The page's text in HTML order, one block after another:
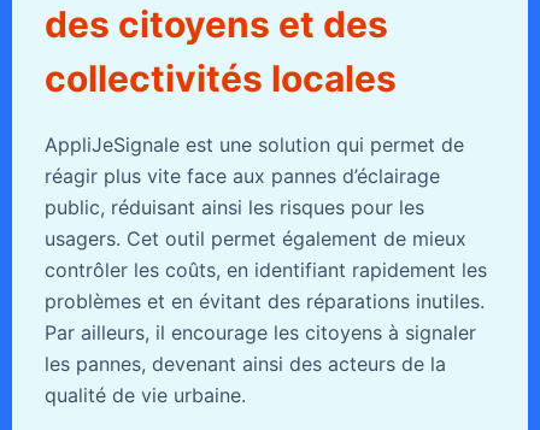
des citoyens et des
collectivités locales
AppliJeSignale est une solution qui permet de
réagir plus vite face aux pannes d’éclairage
public, réduisant ainsi les risques pour les
usagers. Cet outil permet également de mieux
contrôler les coûts, en identifiant rapidement les
problèmes et en évitant des réparations inutiles.
Par ailleurs, il encourage les citoyens à signaler
les pannes, devenant ainsi des acteurs de la
qualité de vie urbaine.